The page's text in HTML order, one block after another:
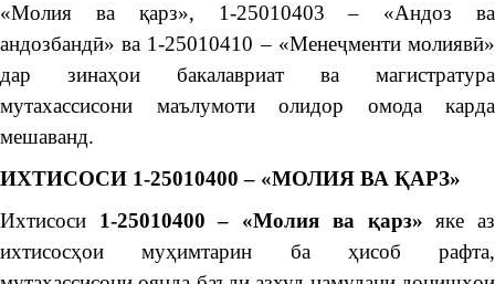
«Молия ва қарз», 1-25010403 – «Андоз ва
андозбандӣ» ва 1-25010410 – «Менеҷменти молиявӣ»
дар зинаҳои бакалавриат ва магистратура
мутахассисони маълумоти олидор омода карда
мешаванд.
ИХТИСОСИ 1-25010400 – «МОЛИЯ ВА ҚАРЗ»
Ихтисоси 1-25010400 – «Молия ва қарз» яке аз
ихтисосҳои муҳимтарин ба ҳисоб рафта,